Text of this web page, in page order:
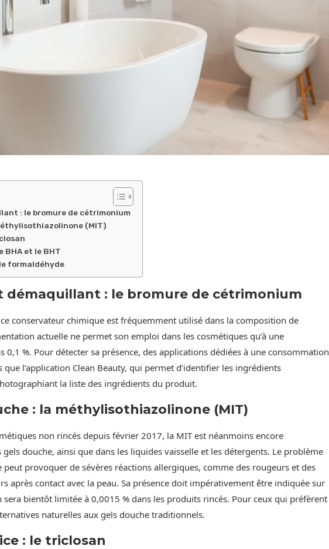
: le bromure de cétrimonium
(MIT)
BHA et le BHT
formaldéhyde
démaquillant : le bromure de cétrimonium
conservateur chimique est fréquemment utilisé dans la composition de
actuelle ne permet son emploi dans les cosmétiques qu’à une
0,1 %. Pour détecter sa présence, des applications dédiées à une consommation
l’application Clean Beauty, qui permet d’identifier les ingrédients
la liste des ingrédients du produit.
: la méthylisothiazolinone (MIT)
non rincés depuis février 2017, la MIT est néanmoins encore
douche, ainsi que dans les liquides vaisselle et les détergents. Le problème
peut provoquer de sévères réactions allergiques, comme des rougeurs et des
après contact avec la peau. Sa présence doit impérativement être indiquée sur
sera bientôt limitée à 0,0015 % dans les produits rincés. Pour ceux qui préfèrent
naturelles aux gels douche traditionnels.
: le triclosan